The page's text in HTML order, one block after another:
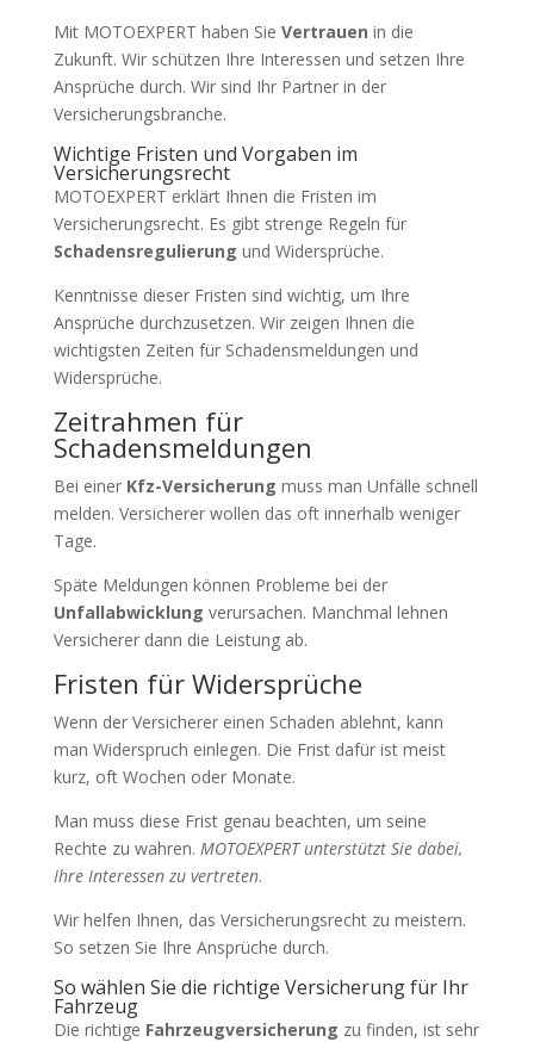
Mit MOTOEXPERT haben Sie Vertrauen in die
Zukunft. Wir schützen Ihre Interessen und setzen Ihre
Ansprüche durch. Wir sind Ihr Partner in der
Versicherungsbranche.
Wichtige Fristen und Vorgaben im
Versicherungsrecht
MOTOEXPERT erklärt Ihnen die Fristen im
Versicherungsrecht. Es gibt strenge Regeln für
Schadensregulierung und Widersprüche.
Kenntnisse dieser Fristen sind wichtig, um Ihre
Ansprüche durchzusetzen. Wir zeigen Ihnen die
wichtigsten Zeiten für Schadensmeldungen und
Widersprüche.
Zeitrahmen für
Schadensmeldungen
Bei einer Kfz-Versicherung muss man Unfälle schnell
melden. Versicherer wollen das oft innerhalb weniger
Tage.
Späte Meldungen können Probleme bei der
Unfallabwicklung verursachen. Manchmal lehnen
Versicherer dann die Leistung ab.
Fristen für Widersprüche
Wenn der Versicherer einen Schaden ablehnt, kann
man Widerspruch einlegen. Die Frist dafür ist meist
kurz, oft Wochen oder Monate.
Man muss diese Frist genau beachten, um seine
Rechte zu wahren. MOTOEXPERT unterstützt Sie dabei,
Ihre Interessen zu vertreten.
Wir helfen Ihnen, das Versicherungsrecht zu meistern.
So setzen Sie Ihre Ansprüche durch.
So wählen Sie die richtige Versicherung für Ihr
Fahrzeug
Die richtige Fahrzeugversicherung zu finden, ist sehr